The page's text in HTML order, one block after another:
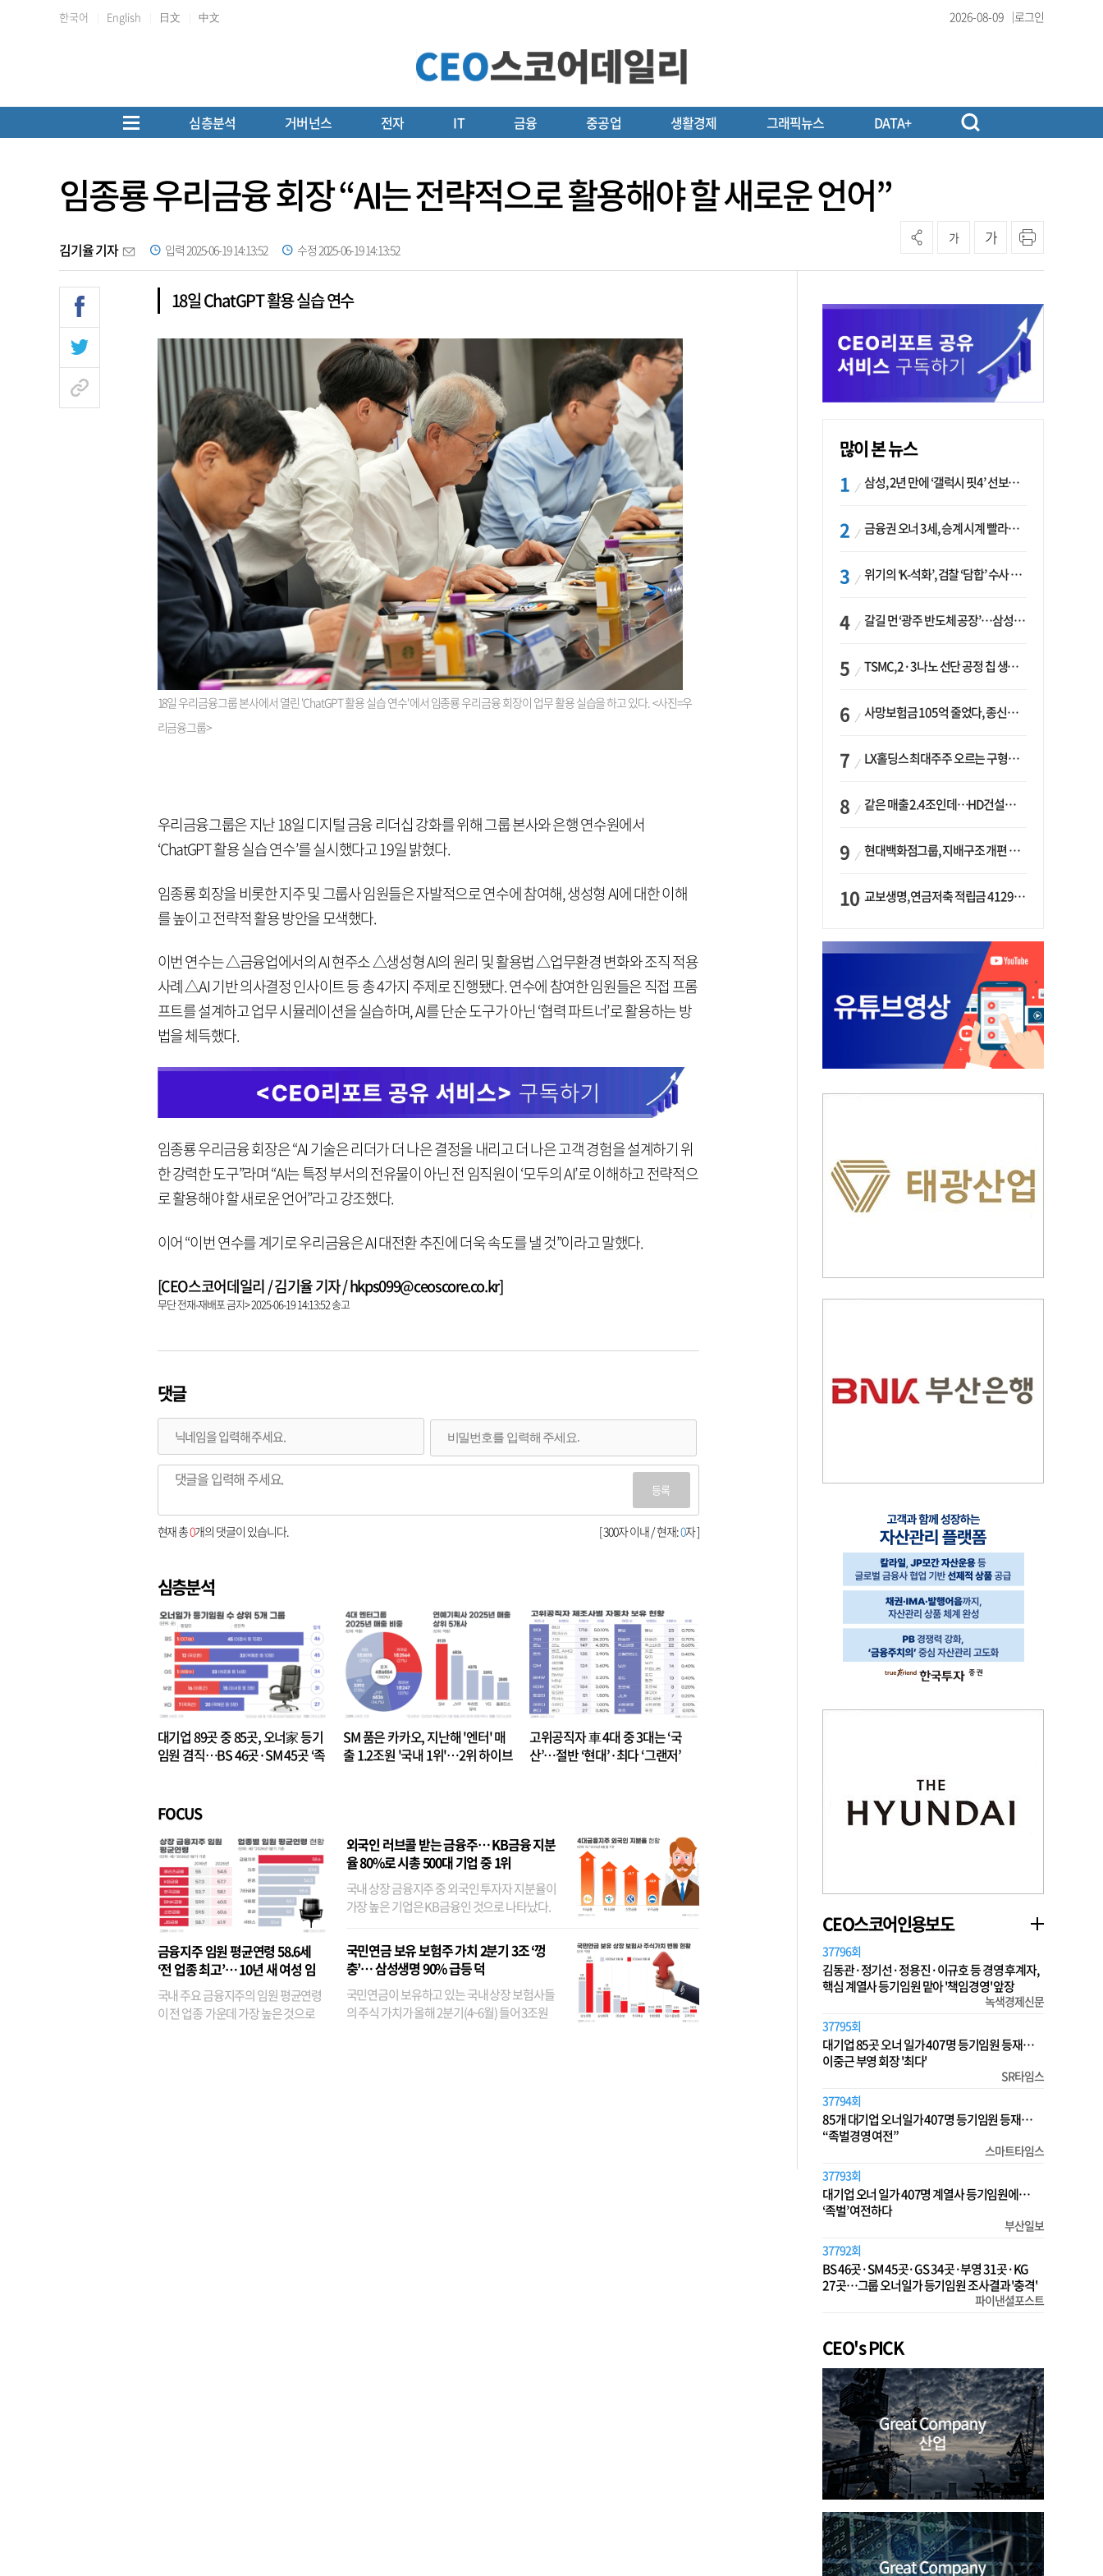
한국어 English 日文 中文 2026-08-09 로그인
심층분석 거버넌스 전자 IT 금융 중공업 생활경제 그래픽뉴스 DATA+
임종룡 우리금융 회장 “AI는 전략적으로 활용해야 할 새로운 언어”
김기율 기자 입력 2025-06-19 14:13:52 수정 2025-06-19 14:13:52
가 가
18일 ChatGPT 활용 실습 연수
18일 우리금융그룹 본사에서 열린 'ChatGPT 활용 실습 연수'에서 임종룡 우리금융 회장이 업무 활용 실습을 하고 있다. <사진=우
리금융그룹>
우리금융그룹은 지난 18일 디지털 금융 리더십 강화를 위해 그룹 본사와 은행 연수원에서
‘ChatGPT 활용 실습 연수’를 실시했다고 19일 밝혔다.
임종룡 회장을 비롯한 지주 및 그룹사 임원들은 자발적으로 연수에 참여해, 생성형 AI에 대한 이해
를 높이고 전략적 활용 방안을 모색했다.
이번 연수는 △금융업에서의 AI 현주소 △생성형 AI의 원리 및 활용법 △업무환경 변화와 조직 적용
사례 △AI 기반 의사결정 인사이트 등 총 4가지 주제로 진행됐다. 연수에 참여한 임원들은 직접 프롬
프트를 설계하고 업무 시뮬레이션을 실습하며, AI를 단순 도구가 아닌 ‘협력 파트너’로 활용하는 방
법을 체득했다.
임종룡 우리금융 회장은 “AI 기술은 리더가 더 나은 결정을 내리고 더 나은 고객 경험을 설계하기 위
한 강력한 도구”라며 “AI는 특정 부서의 전유물이 아닌 전 임직원이 ‘모두의 AI’로 이해하고 전략적으
로 활용해야 할 새로운 언어”라고 강조했다.
이어 “이번 연수를 계기로 우리금융은 AI 대전환 추진에 더욱 속도를 낼 것”이라고 말했다.
[CEO스코어데일리 / 김기율 기자 / hkps099@ceoscore.co.kr]
무단 전재-재배포 금지> 2025-06-19 14:13:52 송고
댓글
등록
[ 300자 이내 / 현재:0자 ]
현재 총0개의 댓글이 있습니다.
심층분석
대기업 89곳 중 85곳, 오너家 등기
임원 겸직…BS 46곳·SM 45곳 ‘족
SM 품은 카카오, 지난해 '엔터' 매
출 1.2조원 '국내 1위'…2위 하이브
고위공직자 車 4대 중 3대는 ‘국
산’…절반 ‘현대’·최다 ‘그랜저’
FOCUS
금융지주 임원 평균연령 58.6세
‘전 업종 최고’… 10년 새 여성 임
원은 14배 껑충
국내 주요 금융지주의 임원 평균연령
이 전 업종 가운데 가장 높은 것으로
외국인 러브콜 받는 금융주… KB금융 지분
율 80%로 시총 500대 기업 중 1위
국내 상장 금융지주 중 외국인 투자자 지분율이
가장 높은 기업은 KB금융인 것으로 나타났다.
융이었다. 특히 KB금융은 지난달 말 기준 해외
기관투자자 지분율이...
국민연금 보유 보험주 가치 2분기 3조 ‘껑
충’… 삼성생명 90% 급등 덕
국민연금이 보유하고 있는 국내 상장 보험사들
의 주식 가치가 올해 2분기(4~6월) 들어 3조원
많이 본 뉴스
삼성, 2년 만에 ‘갤럭시 핏4’ 선보이나…웨어러블 생태계 확장 ‘시동’
금융권 오너 3세, 승계 시계 빨라지나…한국투자 ‘속도’·미래에셋·메리츠는 ‘거리두기’
위기의 ‘K-석화’, 검찰 ‘담합’ 수사 착수…“LG·한화·롯데 등 7개 업체, 8개 제품 가격 담합”
갈길 먼 ‘광주 반도체 공장’…삼성·SK, ‘주 52시간제’ 규제 해소 ‘공방’
TSMC, 2·3나노 선단 공정 칩 생산 가속화…삼성, 파운드리 확장 변수 맞나
사망보험금 105억 줄었다, 종신보험·유동화 동시에 ‘주춤’…신한라이프는 401억 급증
LX홀딩스 최대주주 오르는 구형모 사장…계열사 실적 개선 ‘과제’
같은 매출 2.4조인데…HD건설기계·두산밥캣, 성장 동력 갈렸다
현대백화점그룹, 지배구조 개편 작업…지주사 행위제한 요건 해소
교보생명, 연금저축 적립금 4129억 증가 ‘1위’…KB라이프는 최대 감소율
CEO스코어인용보도
37796회
김동관·정기선·정용진·이규호 등 경영 후계자,
핵심 계열사 등기임원 맡아 '책임경영' 앞장
녹색경제신문
37795회
대기업 85곳 오너 일가 407명 등기임원 등재…
이중근 부영 회장 '최다'
SR타임스
37794회
85개 대기업 오너일가 407명 등기임원 등재…
“족벌경영 여전”
스마트타임스
37793회
대기업 오너 일가 407명 계열사 등기임원에…
‘족벌’ 여전하다
부산일보
37792회
BS 46곳·SM 45곳·GS 34곳·부영 31곳·KG
27곳…그룹 오너일가 등기임원 조사결과 '충격'
파이낸셜포스트
CEO's PICK